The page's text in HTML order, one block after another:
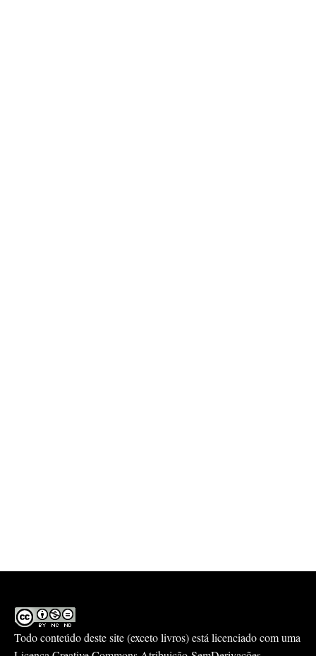
Todo conteúdo deste site (exceto livros) está licenciado com uma